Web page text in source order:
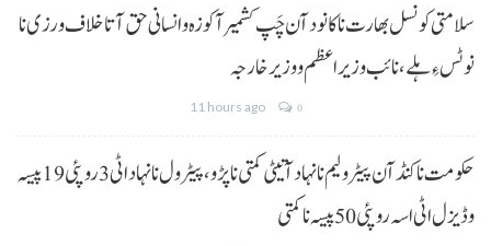
سلامتی کونسل بھارت نا کانود آن چَپ کشمیر آ کوزہ و انسانی حق آتا خلاف ورزی نا
نوٹس ءِ ہلے،نائب وزیراعظم و وزیر خارجہ
11 hours ago 0
حکومت نا کنڈ آن پیٹرولیم نا نہاد آتیٹی کمتی نا پڑو،پیٹرول نا نہاد اٹی 3 روپئی 19 پیسہ
و ڈیزل اٹی اسہ روپئی 50 پیسہ نا کمتی